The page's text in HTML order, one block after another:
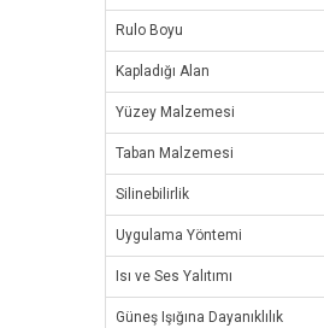
Rulo Boyu
Kapladığı Alan
Yüzey Malzemesi
Taban Malzemesi
Silinebilirlik
Uygulama Yöntemi
Isı ve Ses Yalıtımı
Güneş Işığına Dayanıklılık